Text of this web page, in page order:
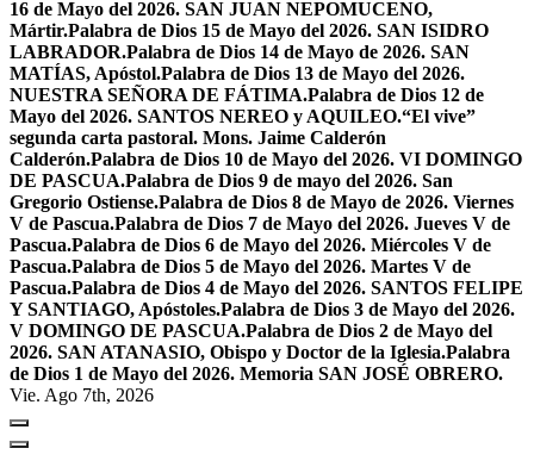
16 de Mayo del 2026. SAN JUAN NEPOMUCENO,
Mártir.Palabra de Dios 15 de Mayo del 2026. SAN ISIDRO
LABRADOR.Palabra de Dios 14 de Mayo de 2026. SAN
MATÍAS, Apóstol.Palabra de Dios 13 de Mayo del 2026.
NUESTRA SEÑORA DE FÁTIMA.Palabra de Dios 12 de
Mayo del 2026. SANTOS NEREO y AQUILEO.“El vive”
segunda carta pastoral. Mons. Jaime Calderón
Calderón.Palabra de Dios 10 de Mayo del 2026. VI DOMINGO
DE PASCUA.Palabra de Dios 9 de mayo del 2026. San
Gregorio Ostiense.Palabra de Dios 8 de Mayo de 2026. Viernes
V de Pascua.Palabra de Dios 7 de Mayo del 2026. Jueves V de
Pascua.Palabra de Dios 6 de Mayo del 2026. Miércoles V de
Pascua.Palabra de Dios 5 de Mayo del 2026. Martes V de
Pascua.Palabra de Dios 4 de Mayo del 2026. SANTOS FELIPE
Y SANTIAGO, Apóstoles.Palabra de Dios 3 de Mayo del 2026.
V DOMINGO DE PASCUA.Palabra de Dios 2 de Mayo del
2026. SAN ATANASIO, Obispo y Doctor de la Iglesia.Palabra
de Dios 1 de Mayo del 2026. Memoria SAN JOSÉ OBRERO.
Vie. Ago 7th, 2026